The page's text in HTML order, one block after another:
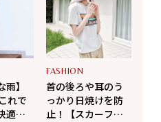
雨】
れで
適さ
FASHION
首の後ろや耳のう
っかり日焼けを防
止！【スカーフ付